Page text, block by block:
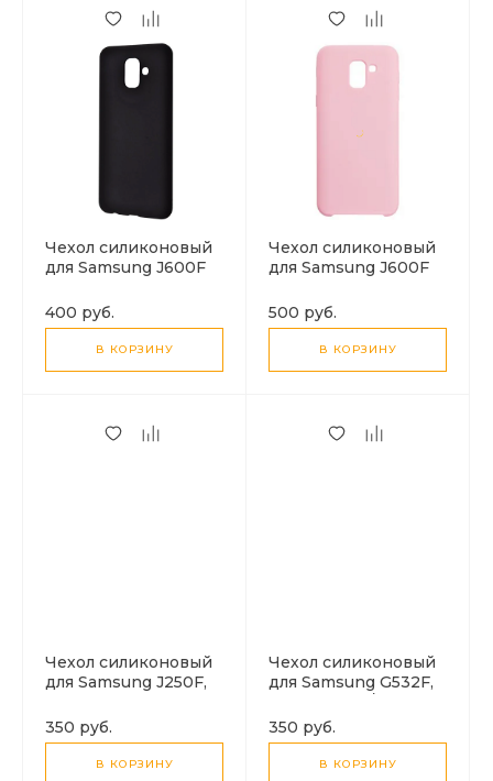
Чехол силиконовый
для Samsung J600F
quality, черный
400 руб.
В КОРЗИНУ
Чехол силиконовый
для Samsung J600F
Silicone case,
бежевый
500 руб.
В КОРЗИНУ
Чехол силиконовый
для Samsung J250F,
HOCO, Ultra-slim,
прозрачный
350 руб.
В КОРЗИНУ
Чехол силиконовый
для Samsung G532F,
J2 Prime, HOCO,
Ultra-slim,
прозрачный
350 руб.
В КОРЗИНУ